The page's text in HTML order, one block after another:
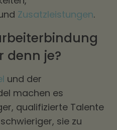
Zusatzleistungen.
denn je?
und der
machen es
qualifizierte Talente
sie zu